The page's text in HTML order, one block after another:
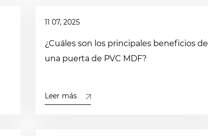
11 07, 2025
¿Cuáles son los principales beneficios de
una puerta de PVC MDF?
Leer más